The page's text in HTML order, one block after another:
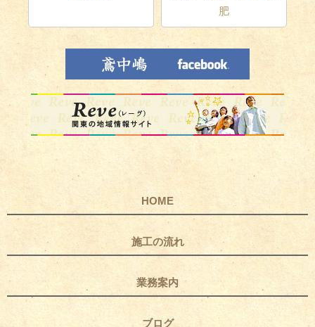
肥
HOME
施工の流れ
業務案内
ブログ